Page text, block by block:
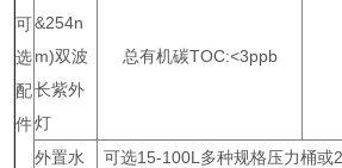
可
选
配
件
&254n
m)双波
长紫外
灯
总有机碳TOC:<3ppb
外置水
可选15-100L多种规格压力桶或